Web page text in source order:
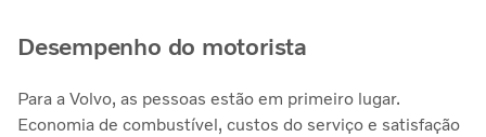
Desempenho do motorista
Para a Volvo, as pessoas estão em primeiro lugar.
Economia de combustível, custos do serviço e satisfação